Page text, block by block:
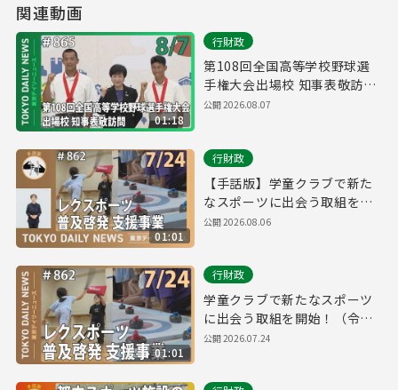
関連動画
01:18
行財政
第108回全国高等学校野球選
手権大会出場校 知事表敬訪問
（令和8年8月7日 東京デイリ
公開2026.08.07
01:01
行財政
【手話版】学童クラブで新た
なスポーツに出会う取組を開
始！（令和8年7月24日 東京デ
公開2026.08.06
01:01
行財政
学童クラブで新たなスポーツ
に出会う取組を開始！（令和8
年7月24日 東京デイリーニュ
公開2026.07.24